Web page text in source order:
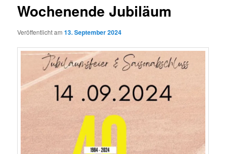
Wochenende Jubiläum
Veröffentlicht am13. September 2024